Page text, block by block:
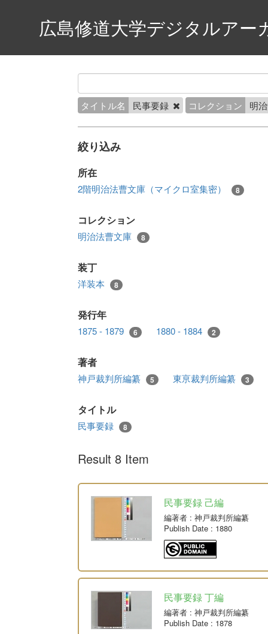
広島修道大学デジタルアー
タイトル名 民事要録 コレクション 明
絞り込み
所在
2階明治法曹文庫（マイクロ室集密） 8
コレクション
明治法曹文庫 8
装丁
洋装本 8
発行年
1875 - 1879 6 1880 - 1884 2
著者
神戸裁判所編纂 5 東亰裁判所編纂 3
タイトル
民事要録 8
Result 8 Item
民事要録 己編
編著者 : 神戸裁判所編纂
Publish Date : 1880
民事要録 丁編
編著者 : 神戸裁判所編纂
Publish Date : 1878